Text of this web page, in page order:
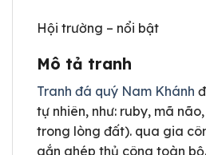
Hội trường – nổi bật
Mô tả tranh
Tranh đá quý Nam Khánh
tự nhiên, như: ruby, mã
trong lòng đất). qua gia
gắn ghép thủ công toàn